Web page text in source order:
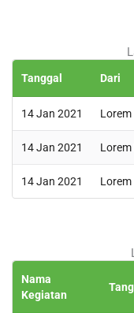
Tanggal Dari
14 Jan 2021
14 Jan 2021
14 Jan 2021
Nama
Kegiatan